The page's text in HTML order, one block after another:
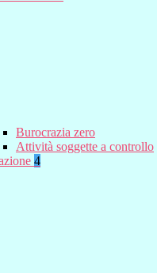
Burocrazia zero
Attività soggette a controllo
4